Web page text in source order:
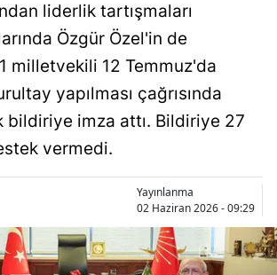
liderlik tartışmaları
Özgür Özel'in de
milletvekili 12 Temmuz'da
yapılması çağrısında
bildiriye imza attı. Bildiriye 27
vermedi.
Yayınlanma
02 Haziran 2026 - 09:29